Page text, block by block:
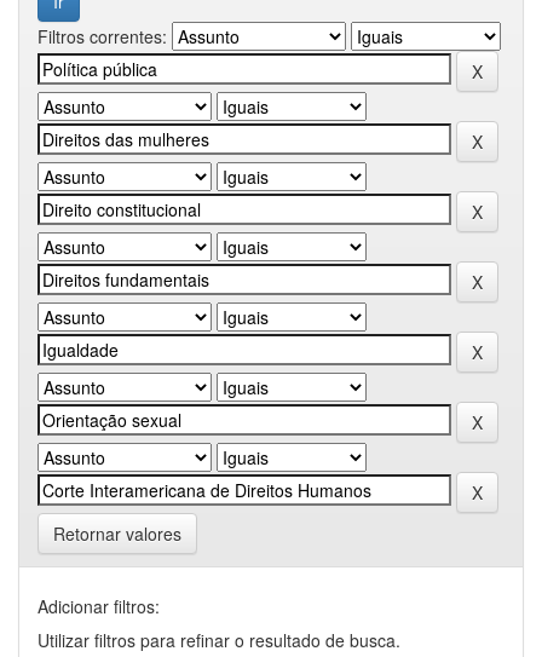
Filtros correntes:
Retornar valores
Adicionar filtros:
Utilizar filtros para refinar o resultado de busca.